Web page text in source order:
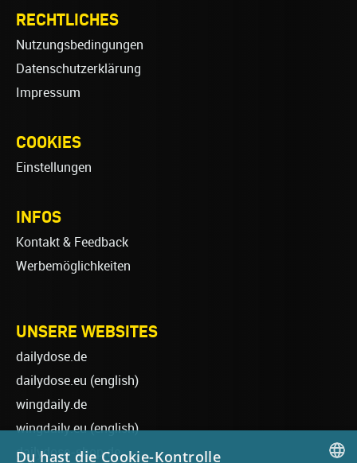
RECHTLICHES
Nutzungsbedingungen
Datenschutzerklärung
Impressum
COOKIES
Einstellungen
INFOS
Kontakt & Feedback
Werbemöglichkeiten
UNSERE WEBSITES
dailydose.de
dailydose.eu (english)
wingdaily.de
wingdaily.eu(english)
dailydose-shop.de
Du hast die Cookie-Kontrolle